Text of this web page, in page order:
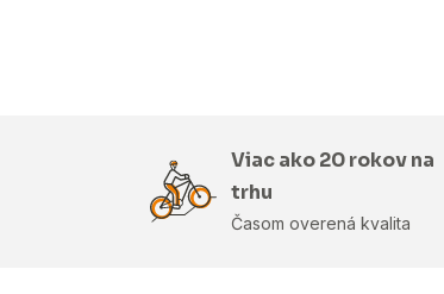
Viac ako 20 rokov na
trhu
Časom overená kvalita